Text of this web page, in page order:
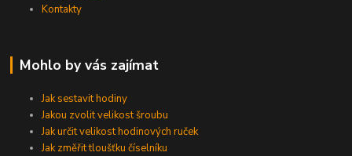
Kontakty
Mohlo by vás zajímat
Jak sestavit hodiny
Jakou zvolit velikost šroubu
Jak určit velikost hodinových ruček
Jak změřit tloušťku číselníku